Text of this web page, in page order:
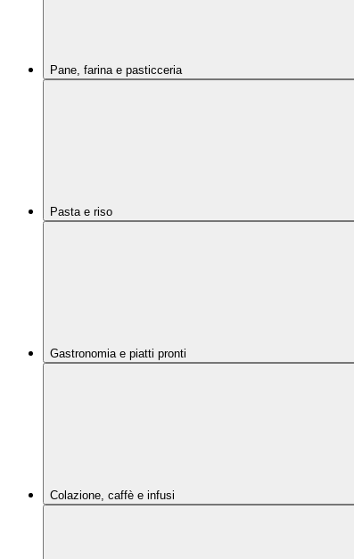
Pane, farina e pasticceria
Pasta e riso
Gastronomia e piatti pronti
Colazione, caffè e infusi